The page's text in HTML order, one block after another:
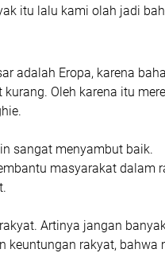
itu lalu kami olah jadi
adalah Eropa, karena
Oleh karena itu
sangat menyambut baik.
masyarakat dalam
Artinya jangan
keuntungan rakyat, bahwa